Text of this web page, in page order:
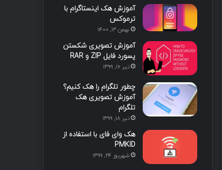
ی
ن
ب
ا
گ
ر
م
م
آموزش هک اینستاگرام با
ترموکس
بهمن ۱۳, ۱۴۰۰
آموزش تصویری شکستن
پسورد فایل ZIP و RAR
تیر ۱۶, ۱۳۹۹
چطور تلگرام را هک کنیم؟
آموزش تصویری هک
تلگرام
تیر ۱۸, ۱۳۹۹
هک وای فای با استفاده از
PMKID
شهریور ۲۴, ۱۳۹۹